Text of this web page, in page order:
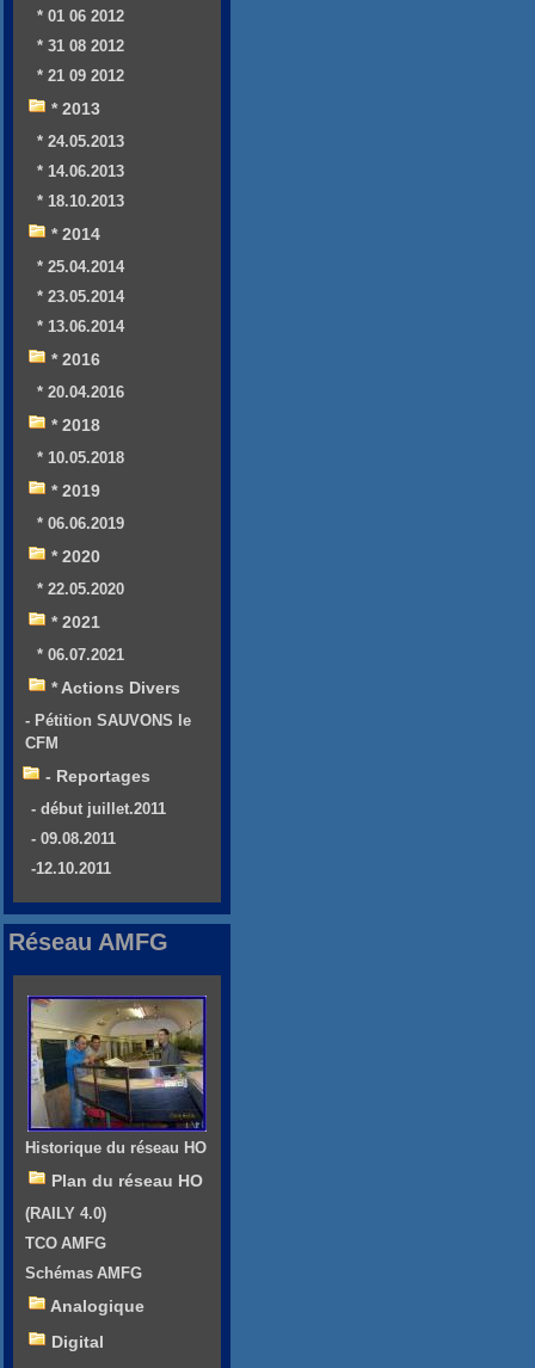
* 01 06 2012
* 31 08 2012
* 21 09 2012
* 2013
* 24.05.2013
* 14.06.2013
* 18.10.2013
* 2014
* 25.04.2014
* 23.05.2014
* 13.06.2014
* 2016
* 20.04.2016
* 2018
* 10.05.2018
* 2019
* 06.06.2019
* 2020
* 22.05.2020
* 2021
* 06.07.2021
* Actions Divers
- Pétition SAUVONS le
CFM
- Reportages
- début juillet.2011
- 09.08.2011
-12.10.2011
Réseau AMFG
Historique du réseau HO
Plan du réseau HO
(RAILY 4.0)
TCO AMFG
Schémas AMFG
Analogique
Digital